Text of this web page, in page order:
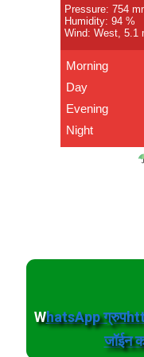
Pressure: 754
Humidity: 94 %
Wind: West, 5.1
Morning
Day
Evening
Night
WhatsApp
जॉईन